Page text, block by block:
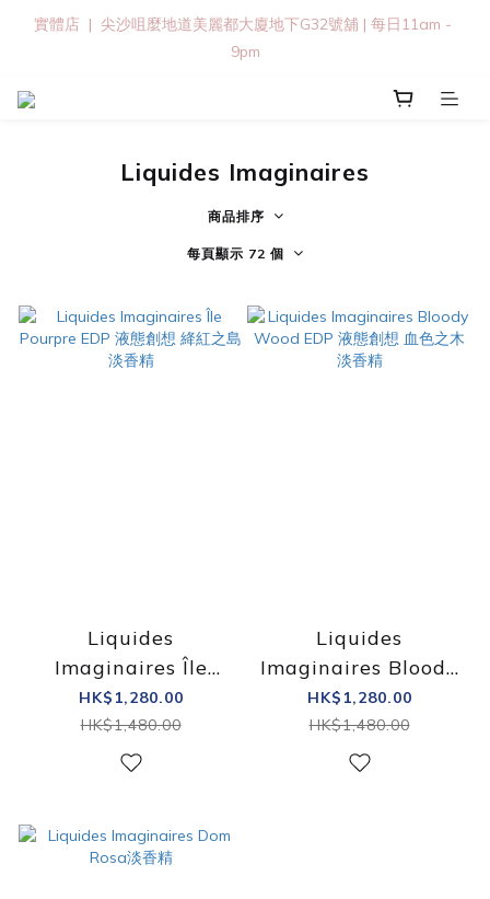
實體店  |  尖沙咀麼地道美麗都大廈地下G32號舖 | 每日11am -
9pm
Liquides Imaginaires
商品排序
每頁顯示 72 個
Liquides
Imaginaires Île
Pourpre EDP 液態創
想 絳紅之島淡香精
HK$1,280.00
HK$1,480.00
Liquides
Imaginaires Bloody
Wood EDP 液態創想
血色之木淡香精
HK$1,280.00
HK$1,480.00